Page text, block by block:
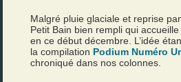
Malgré pluie glaciale et reprise
Petit Bain bien rempli qui
en ce début décembre. L’idée
la compilation Podium Numéro
chroniqué dans nos colonnes.